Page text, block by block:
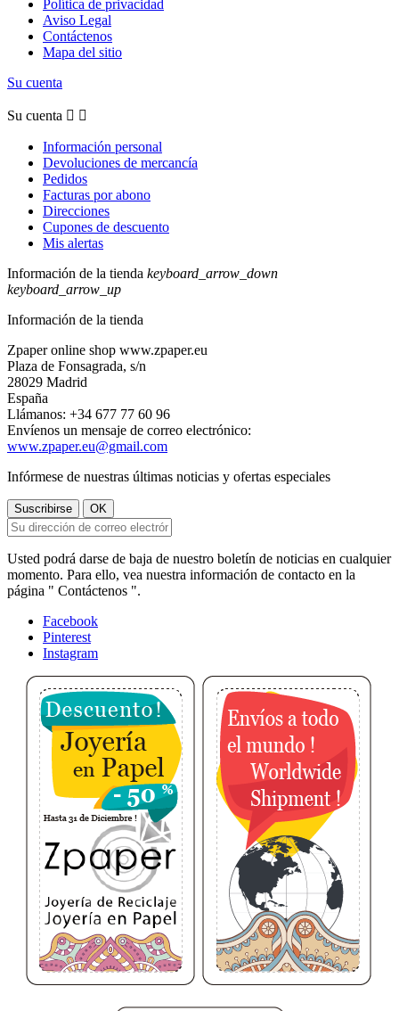
Política de privacidad
Aviso Legal
Contáctenos
Mapa del sitio
Su cuenta
Su cuenta  
Información personal
Devoluciones de mercancía
Pedidos
Facturas por abono
Direcciones
Cupones de descuento
Mis alertas
Información de la tienda keyboard_arrow_down
keyboard_arrow_up
Información de la tienda
Zpaper online shop www.zpaper.eu
Plaza de Fonsagrada, s/n
28029 Madrid
España
Llámanos: +34 677 77 60 96
Envíenos un mensaje de correo electrónico:
www.zpaper.eu@gmail.com
Infórmese de nuestras últimas noticias y ofertas especiales
Usted podrá darse de baja de nuestro boletín de noticias en cualquier
momento. Para ello, vea nuestra información de contacto en la
página " Contáctenos ".
Facebook
Pinterest
Instagram